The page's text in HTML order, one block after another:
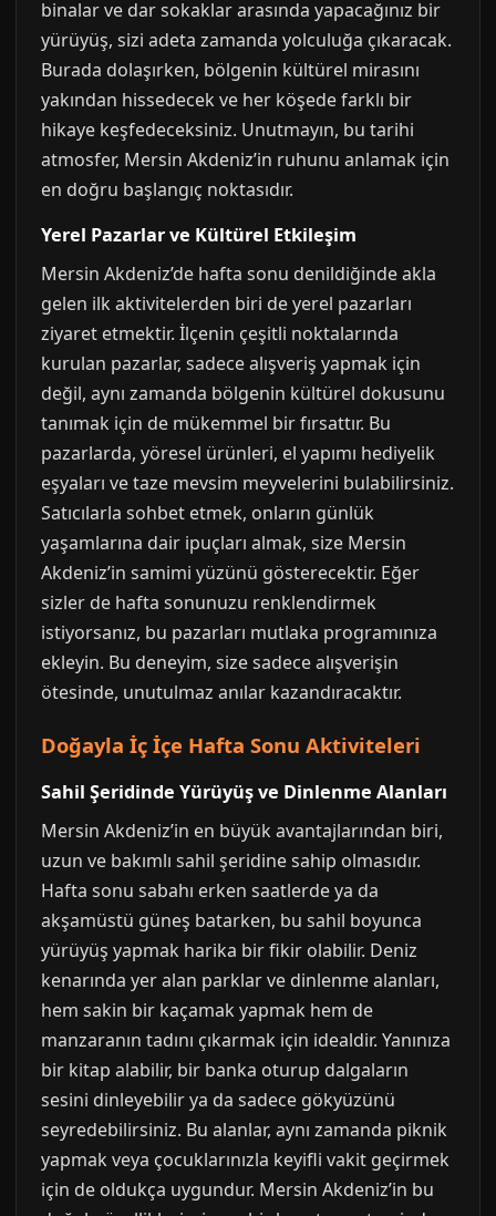
binalar ve dar sokaklar arasında yapacağınız bir
yürüyüş, sizi adeta zamanda yolculuğa çıkaracak.
Burada dolaşırken, bölgenin kültürel mirasını
yakından hissedecek ve her köşede farklı bir
hikaye keşfedeceksiniz. Unutmayın, bu tarihi
atmosfer, Mersin Akdeniz’in ruhunu anlamak için
en doğru başlangıç noktasıdır.
Yerel Pazarlar ve Kültürel Etkileşim
Mersin Akdeniz’de hafta sonu denildiğinde akla
gelen ilk aktivitelerden biri de yerel pazarları
ziyaret etmektir. İlçenin çeşitli noktalarında
kurulan pazarlar, sadece alışveriş yapmak için
değil, aynı zamanda bölgenin kültürel dokusunu
tanımak için de mükemmel bir fırsattır. Bu
pazarlarda, yöresel ürünleri, el yapımı hediyelik
eşyaları ve taze mevsim meyvelerini bulabilirsiniz.
Satıcılarla sohbet etmek, onların günlük
yaşamlarına dair ipuçları almak, size Mersin
Akdeniz’in samimi yüzünü gösterecektir. Eğer
sizler de hafta sonunuzu renklendirmek
istiyorsanız, bu pazarları mutlaka programınıza
ekleyin. Bu deneyim, size sadece alışverişin
ötesinde, unutulmaz anılar kazandıracaktır.
Doğayla İç İçe Hafta Sonu Aktiviteleri
Sahil Şeridinde Yürüyüş ve Dinlenme Alanları
Mersin Akdeniz’in en büyük avantajlarından biri,
uzun ve bakımlı sahil şeridine sahip olmasıdır.
Hafta sonu sabahı erken saatlerde ya da
akşamüstü güneş batarken, bu sahil boyunca
yürüyüş yapmak harika bir fikir olabilir. Deniz
kenarında yer alan parklar ve dinlenme alanları,
hem sakin bir kaçamak yapmak hem de
manzaranın tadını çıkarmak için idealdir. Yanınıza
bir kitap alabilir, bir banka oturup dalgaların
sesini dinleyebilir ya da sadece gökyüzünü
seyredebilirsiniz. Bu alanlar, aynı zamanda piknik
yapmak veya çocuklarınızla keyifli vakit geçirmek
için de oldukça uygundur. Mersin Akdeniz’in bu